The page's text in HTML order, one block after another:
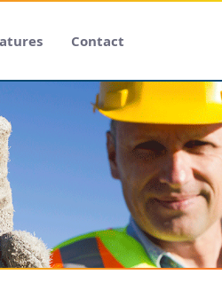
Contact